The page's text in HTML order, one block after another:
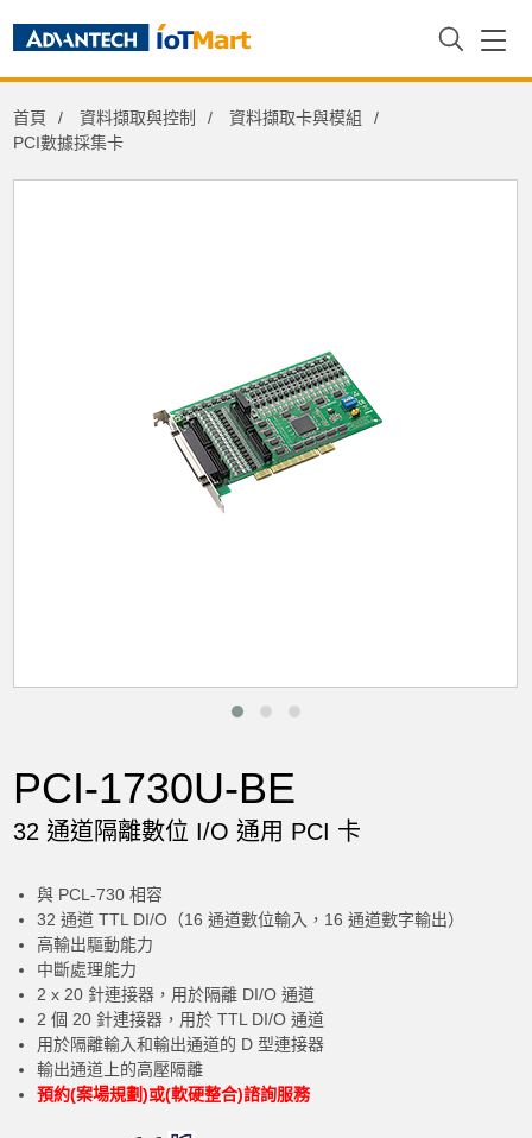
首頁 資料擷取與控制
資料擷取卡與模組
PCI數據採集卡
PCI-1730U-BE
32 通道隔離數位 I/O 通用 PCI 卡
與 PCL-730 相容
32 通道 TTL DI/O（16 通道數位輸入，16 通道數字輸出）
高輸出驅動能力
中斷處理能力
2 x 20 針連接器，用於隔離 DI/O 通道
2 個 20 針連接器，用於 TTL DI/O 通道
用於隔離輸入和輸出通道的 D 型連接器
輸出通道上的高壓隔離
預約(案場規劃)或(軟硬整合)諮詢服務